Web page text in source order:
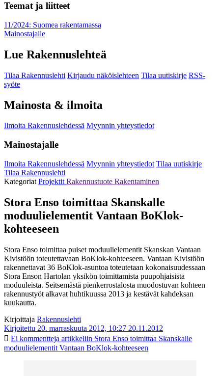
Teemat ja liitteet
11/2024: Suomea rakentamassa
Mainostajalle
Lue Rakennuslehteä
Tilaa Rakennuslehti Kirjaudu näköislehteen Tilaa uutiskirje RSS-
syöte
Mainosta & ilmoita
Ilmoita Rakennuslehdessä Myynnin yhteystiedot
Mainostajalle
Ilmoita Rakennuslehdessä Myynnin yhteystiedot Tilaa uutiskirje
Tilaa Rakennuslehti
Kategoriat Projektit Rakennustuote Rakentaminen
Stora Enso toimittaa Skanskalle
moduulielementit Vantaan BoKlok-
kohteeseen
Stora Enso toimittaa puiset moduulielementit Skanskan Vantaan
Kivistöön toteutettavaan BoKlok-kohteeseen. Vantaan Kivistöön
rakennettavat 36 BoKlok-asuntoa toteutetaan kokonaisuudessaan
Stora Enson Hartolan yksikön toimittamista puupohjaisista
moduuleista. Seitsemästä pienkerrostalosta muodostuvan kohteen
rakennustyöt alkavat huhtikuussa 2013 ja kestävät kahdeksan
kuukautta.
Kirjoittaja Rakennuslehti
Kirjoitettu 20. marraskuuta 2012, 10:27 20.11.2012
Ei kommentteja artikkeliin Stora Enso toimittaa Skanskalle
moduulielementit Vantaan BoKlok-kohteeseen